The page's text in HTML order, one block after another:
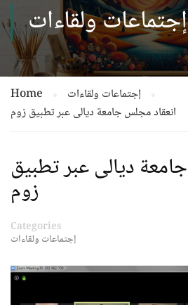
إجتماعات ولقاءات
Home
إجتماعات ولقاءات
انعقاد مجلس جامعة ديالى عبر تطبيق زوم
ديالى عبر تطبيق
زوم
Categories
إجتماعات ولقاءات